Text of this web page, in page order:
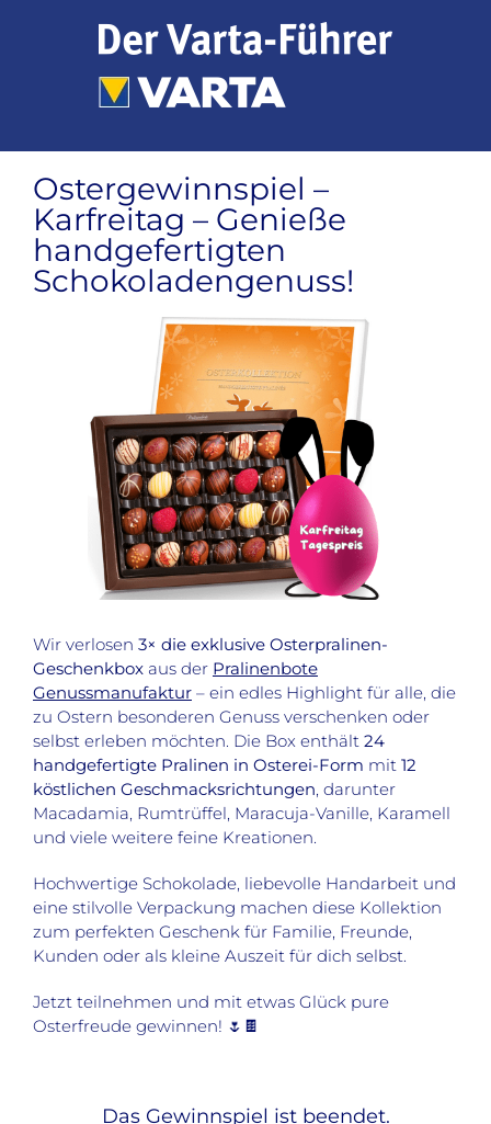
Ostergewinnspiel –
Karfreitag – Genieße
handgefertigten
Schokoladengenuss!
Wir verlosen 3× die exklusive Osterpralinen-
Geschenkboxaus der Pralinenbote
Genussmanufaktur– ein edles Highlight für alle, die
zu Ostern besonderen Genuss verschenken oder
selbst erleben möchten. Die Box enthält 24
handgefertigte Pralinen in Osterei-Form mit 12
köstlichen Geschmacksrichtungen, darunter
Macadamia, Rumtrüffel, Maracuja-Vanille, Karamell
und viele weitere feine Kreationen.
Hochwertige Schokolade, liebevolle Handarbeit und
eine stilvolle Verpackung machen diese Kollektion
zum perfekten Geschenk für Familie, Freunde,
Kunden oder als kleine Auszeit für dich selbst.
Jetzt teilnehmen und mit etwas Glück pure
Osterfreude gewinnen! 🌷🍫
Das Gewinnspiel ist beendet.